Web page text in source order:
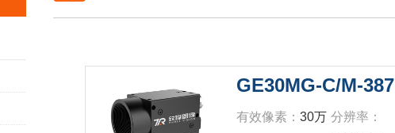
GE30MG-C/M-387
有效像素： 30万 分辨率：